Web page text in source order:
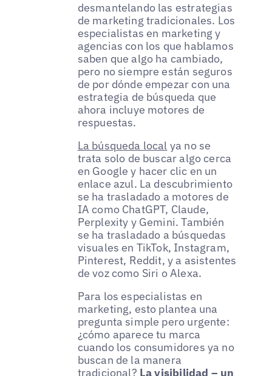
desmantelando las estrategias
de marketing tradicionales. Los
especialistas en marketing y
agencias con los que hablamos
saben que algo ha cambiado,
pero no siempre están seguros
de por dónde empezar con una
estrategia de búsqueda que
ahora incluye motores de
respuestas.
La búsqueda local ya no se
trata solo de buscar algo cerca
en Google y hacer clic en un
enlace azul. La descubrimiento
se ha trasladado a motores de
IA como ChatGPT, Claude,
Perplexity y Gemini. También
se ha trasladado a búsquedas
visuales en TikTok, Instagram,
Pinterest, Reddit, y a asistentes
de voz como Siri o Alexa.
Para los especialistas en
marketing, esto plantea una
pregunta simple pero urgente:
¿cómo aparece tu marca
cuando los consumidores ya no
buscan de la manera
tradicional? La visibilidad – un